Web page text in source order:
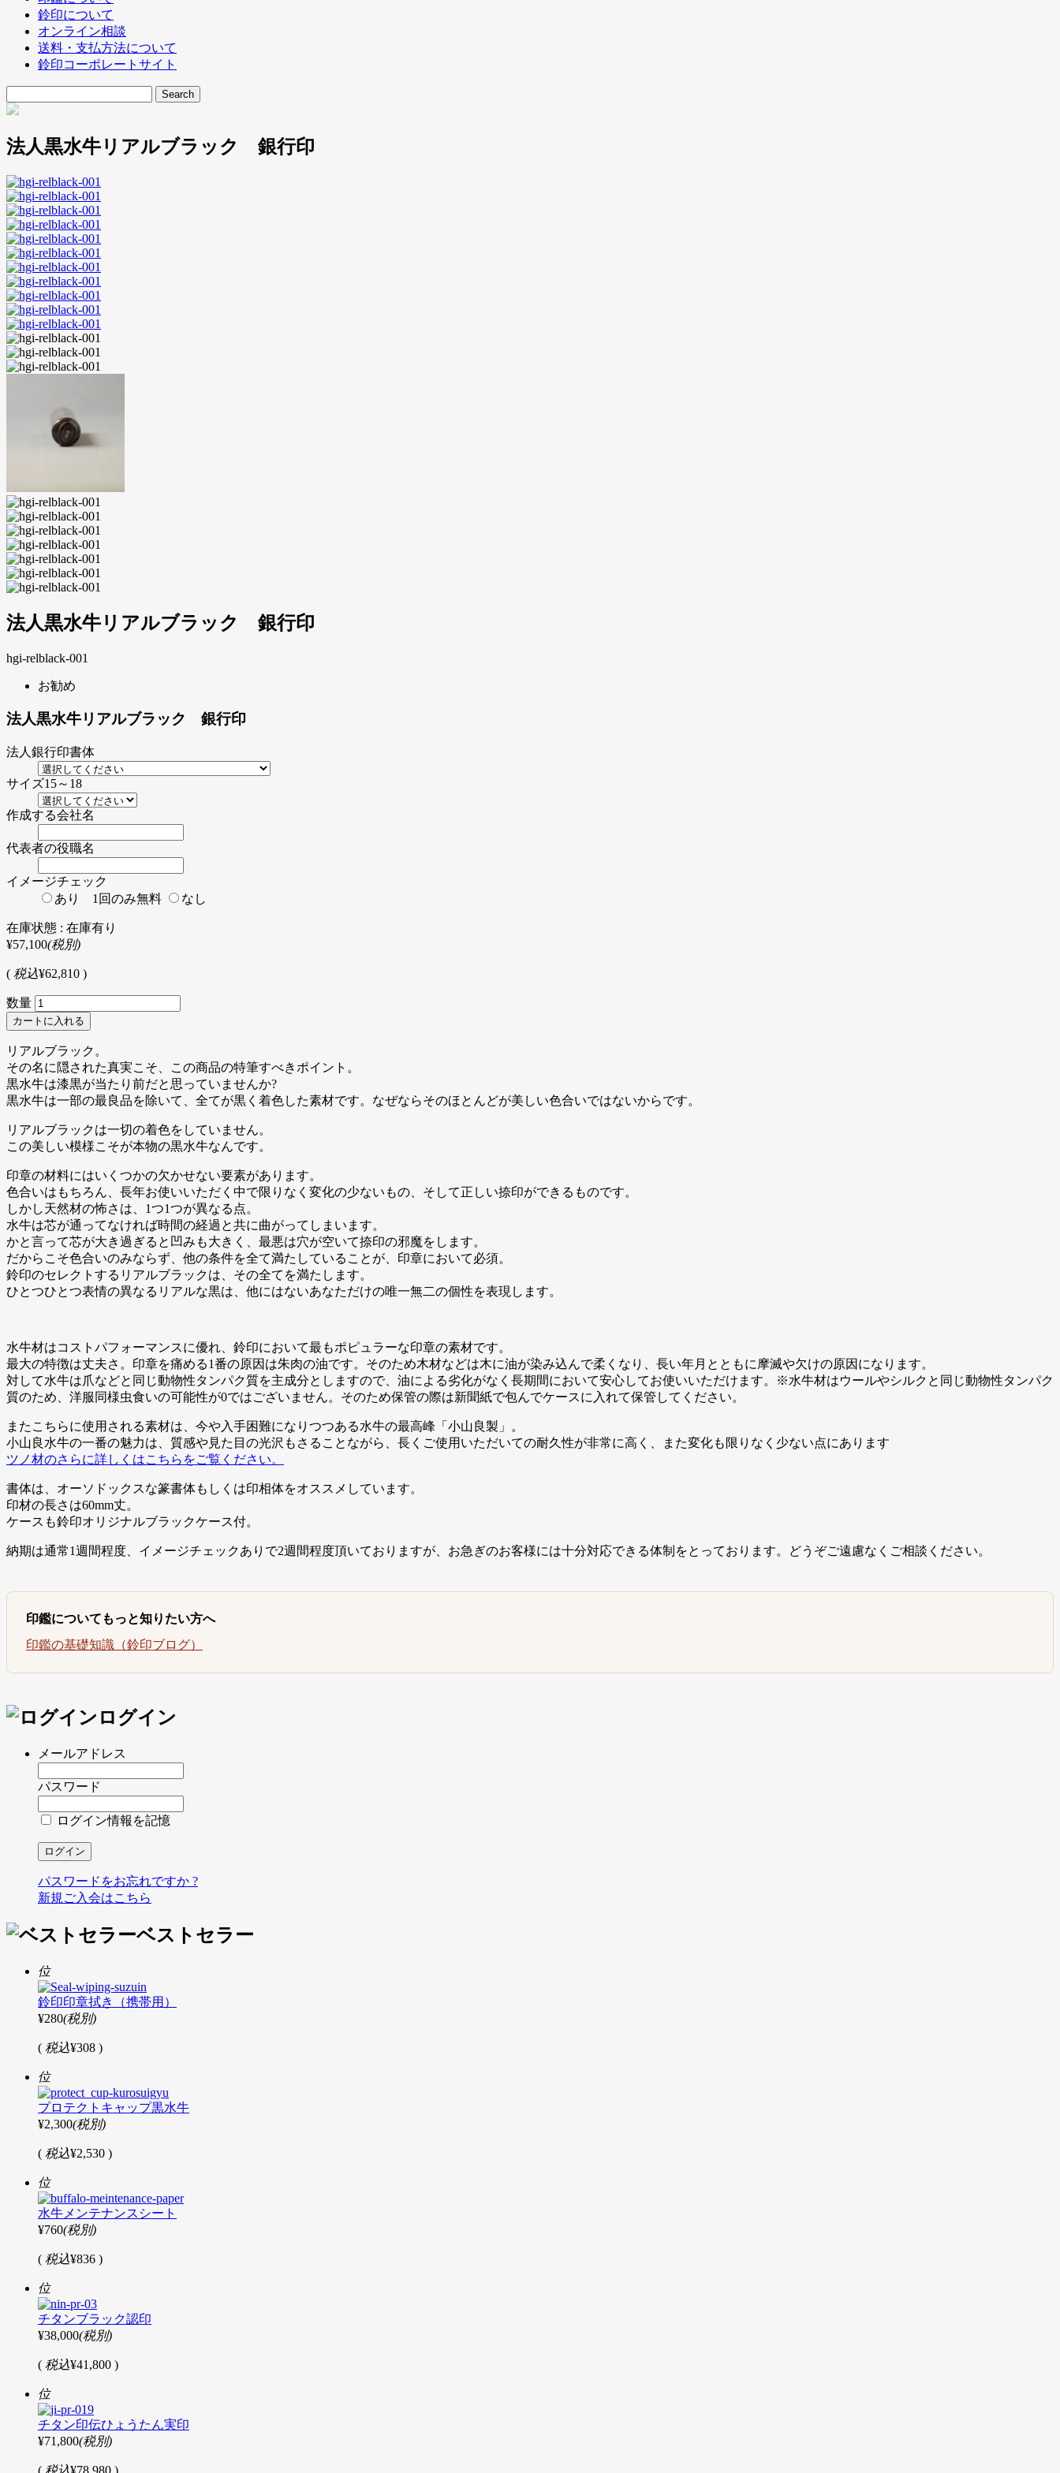
鈴印について
オンライン相談
送料・支払方法について
鈴印コーポレートサイト
法人黒水牛リアルブラック 銀行印
法人黒水牛リアルブラック 銀行印
hgi-relblack-001
お勧め
法人黒水牛リアルブラック 銀行印
法人銀行印書体
サイズ15～18
作成する会社名
代表者の役職名
イメージチェック
あり 1回のみ無料
なし
在庫状態 : 在庫有り
¥57,100(税別)
( 税込¥62,810 )
数量
リアルブラック。
その名に隠された真実こそ、この商品の特筆すべきポイント。
黒水牛は漆黒が当たり前だと思っていませんか?
黒水牛は一部の最良品を除いて、全てが黒く着色した素材です。なぜならそのほとんどが美しい色合いではないからです。
リアルブラックは一切の着色をしていません。
この美しい模様こそが本物の黒水牛なんです。
印章の材料にはいくつかの欠かせない要素があります。
色合いはもちろん、長年お使いいただく中で限りなく変化の少ないもの、そして正しい捺印ができるものです。
しかし天然材の怖さは、1つ1つが異なる点。
水牛は芯が通ってなければ時間の経過と共に曲がってしまいます。
かと言って芯が大き過ぎると凹みも大きく、最悪は穴が空いて捺印の邪魔をします。
だからこそ色合いのみならず、他の条件を全て満たしていることが、印章において必須。
鈴印のセレクトするリアルブラックは、その全てを満たします。
ひとつひとつ表情の異なるリアルな黒は、他にはないあなただけの唯一無二の個性を表現します。
水牛材はコストパフォーマンスに優れ、鈴印において最もポピュラーな印章の素材です。
最大の特徴は丈夫さ。印章を痛める1番の原因は朱肉の油です。そのため木材などは木に油が染み込んで柔くなり、長い年月とともに摩滅や欠けの原因になります。
対して水牛は爪などと同じ動物性タンパク質を主成分としますので、油による劣化がなく長期間において安心してお使いいただけます。※水牛材はウールやシルクと同じ動物性タンパク
質のため、洋服同様虫食いの可能性が0ではございません。そのため保管の際は新聞紙で包んでケースに入れて保管してください。
またこちらに使用される素材は、今や入手困難になりつつある水牛の最高峰「小山良製」。
小山良水牛の一番の魅力は、質感や見た目の光沢もさることながら、長くご使用いただいての耐久性が非常に高く、また変化も限りなく少ない点にあります
ツノ材のさらに詳しくはこちらをご覧ください。
書体は、オーソドックスな篆書体もしくは印相体をオススメしています。
印材の長さは60mm丈。
ケースも鈴印オリジナルブラックケース付。
納期は通常1週間程度、イメージチェックありで2週間程度頂いておりますが、お急ぎのお客様には十分対応できる体制をとっております。どうぞご遠慮なくご相談ください。
印鑑についてもっと知りたい方へ
印鑑の基礎知識（鈴印ブログ）
ログイン
メールアドレス
パスワード
ログイン情報を記憶
パスワードをお忘れですか ?
新規ご入会はこちら
ベストセラー
位
鈴印印章拭き（携帯用）
¥280(税別)
( 税込¥308 )
位
プロテクトキャップ黒水牛
¥2,300(税別)
( 税込¥2,530 )
位
水牛メンテナンスシート
¥760(税別)
( 税込¥836 )
位
チタンブラック認印
¥38,000(税別)
( 税込¥41,800 )
位
チタン印伝ひょうたん実印
¥71,800(税別)
( 税込¥78,980 )